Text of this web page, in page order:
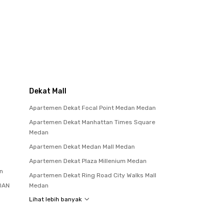
Dekat Mall
Apartemen Dekat Focal Point Medan Medan
Apartemen Dekat Manhattan Times Square
Medan
Apartemen Dekat Medan Mall Medan
Apartemen Dekat Plaza Millenium Medan
Apartemen Dekat Ring Road City Walks Mall
Medan
Lihat lebih banyak